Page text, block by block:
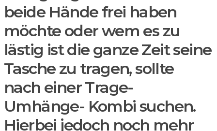
beide Hände frei haben
möchte oder wem es zu
lästig ist die ganze Zeit seine
Tasche zu tragen, sollte
nach einer Trage-
Umhänge- Kombi suchen.
Hierbei jedoch noch mehr